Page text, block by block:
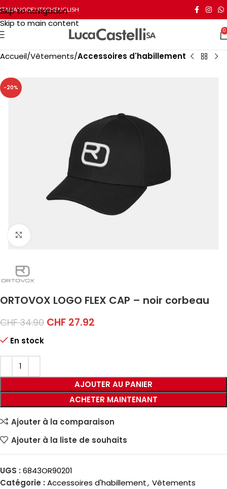
Skip to navigation
Skip to main content
ITALIANODEUTSCHENGLISH
0
Accueil Vêtements Accessoires d'habillement
-20%
ORTOVOX LOGO FLEX CAP – noir corbeau
CHF34.90 CHF 27.92
En stock
AJOUTER AU PANIER
ACHETER MAINTENANT
Ajouter à la comparaison
Ajouter à la liste de souhaits
UGS : 6843OR90201
Catégorie : Accessoires d'habillement, Vêtements